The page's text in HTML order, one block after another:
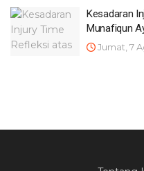
Kesadaran
Munafiqun
Jumat, 7